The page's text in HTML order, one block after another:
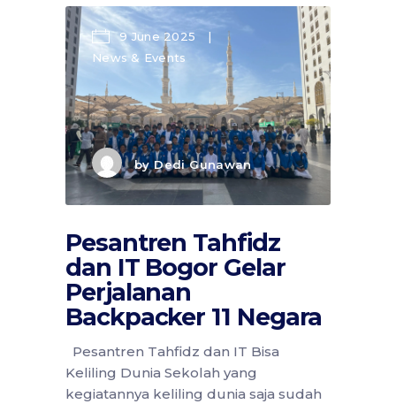
9 June 2025
News & Events
byDedi Gunawan
Pesantren Tahfidz
dan IT Bogor Gelar
Perjalanan
Backpacker 11 Negara
Pesantren Tahfidz dan IT Bisa
Keliling Dunia Sekolah yang
kegiatannya keliling dunia saja sudah